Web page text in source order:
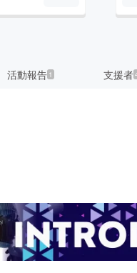
活動報告 1 支援者